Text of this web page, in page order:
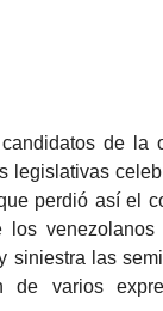
de la
legislativas
perdió así el
siniestra las
varios